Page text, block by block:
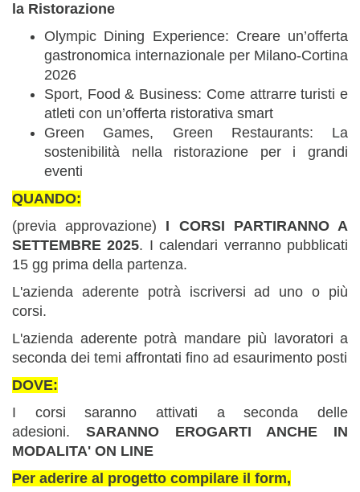
la Ristorazione
Olympic Dining Experience: Creare un’offerta
gastronomica internazionale per Milano-Cortina
2026
Sport, Food & Business: Come attrarre turisti e
atleti con un’offerta ristorativa smart
Green Games, Green Restaurants: La
sostenibilità nella ristorazione per i grandi
eventi
QUANDO:
(previa approvazione) I CORSI PARTIRANNO A
SETTEMBRE 2025. I calendari verranno pubblicati
15 gg prima della partenza.
L'azienda aderente potrà iscriversi ad uno o più
corsi.
L'azienda aderente potrà mandare più lavoratori a
seconda dei temi affrontati fino ad esaurimento posti
DOVE:
I corsi saranno attivati a seconda delle
adesioni. SARANNO EROGARTI ANCHE IN
MODALITA' ON LINE
Per aderire al progetto compilare il form,